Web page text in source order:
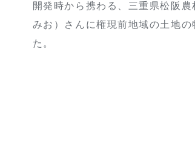
開発時から携わる、三重県松阪
みお）さんに権現前地域の土地
た。